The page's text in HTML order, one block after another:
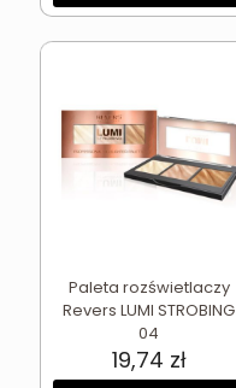
Paleta rozświetlaczy
Revers LUMI STROBING
04
19,74 zł